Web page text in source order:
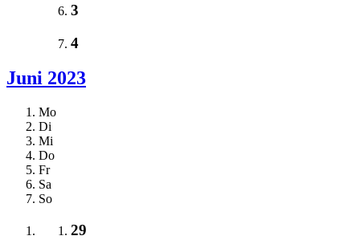
3
4
Juni 2023
Mo
Di
Mi
Do
Fr
Sa
So
29